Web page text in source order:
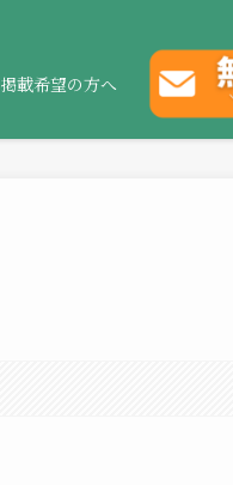
掲載希望の方へ